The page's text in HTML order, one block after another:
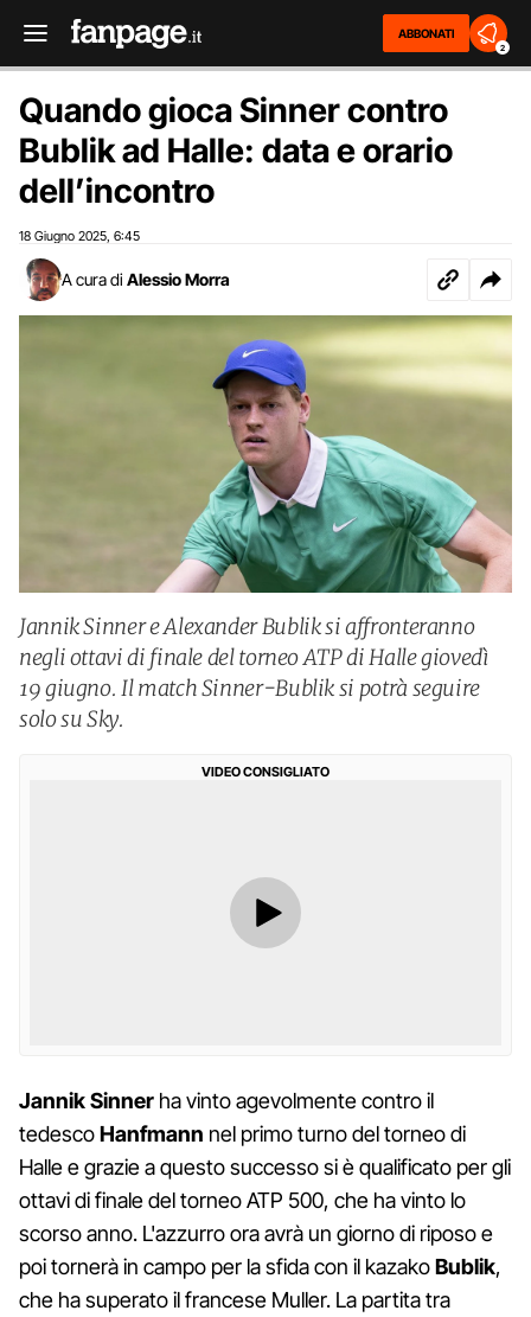
ABBONATI
2
Quando gioca Sinner contro
Bublik ad Halle: data e orario
dell’incontro
18 Giugno 2025 6:45
A cura di Alessio Morra
Jannik Sinner e Alexander Bublik si affronteranno
negli ottavi di finale del torneo ATP di Halle giovedì
19 giugno. Il match Sinner-Bublik si potrà seguire
solo su Sky.
VIDEO CONSIGLIATO
Jannik Sinner ha vinto agevolmente contro il
tedescoHanfmann nel primo turno del torneo di
Halle e grazie a questo successo si è qualificato per gli
ottavi di finale del torneo ATP 500, che ha vinto lo
scorso anno. L'azzurro ora avrà un giorno di riposo e
poi tornerà in campo per la sfida con il kazakoBublik,
che ha superato il francese Muller. La partita tra